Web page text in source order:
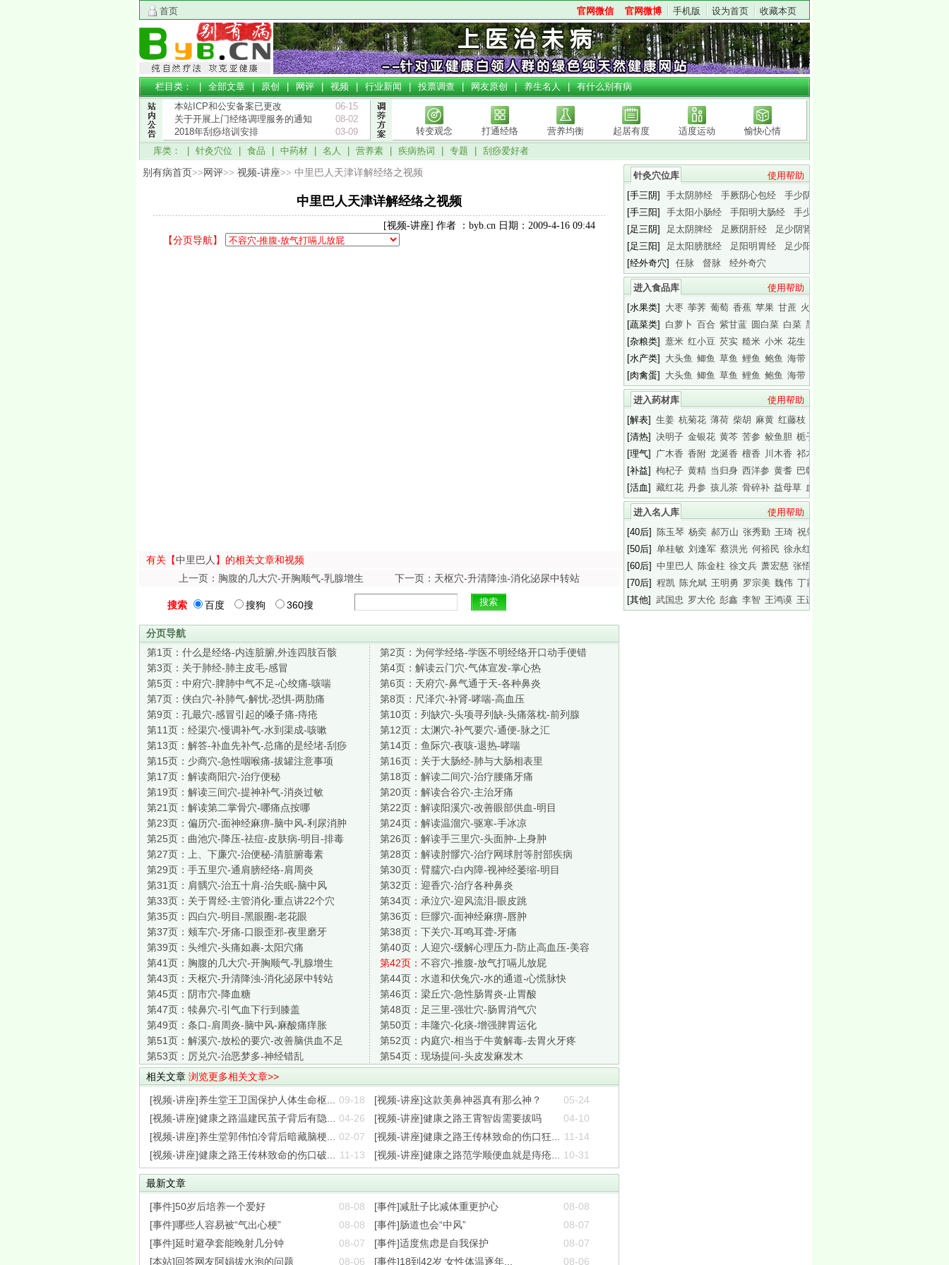
首页 官网微信 官网微博 手机版 设为首页 收藏本页
栏目类： |全部文章|原创|网评|视频|行业新闻|投票调查|网友原创|养生名人|有什么别有病
本站ICP和公安备案已更改
06-15
关于开展上门经络调理服务的通知
08-02
2018年刮痧培训安排
03-09 转变观念 打通经络 营养均衡 起居有度 适度运动
愉快心情
库类： | 针灸穴位 食品 中药材 名人 营养素 疾病热词 专题 刮痧爱好者
别有病首页>> 网评>> 视频-讲座>> 中里巴人天津详解经络之视频
中里巴人天津详解经络之视频
[视频-讲座] 作者 ：byb.cn 日期：2009-4-16 09:44
【分页导航】
有关【中里巴人 】的相关文章和视频
上一页：胸腹的几大穴-开胸顺气-乳腺增生
下一页：天枢穴-升清降浊-消化泌尿中转站
搜索 百度 搜狗 360搜
分页导航
第1页： 什么是经络-内连脏腑,外连四肢百骸 第2页： 为何学经络-学医不明经络开口动手便错
第3页： 关于肺经-肺主皮毛-感冒 第4页： 解读云门穴-气体宣发-掌心热
第5页： 中府穴-脾肺中气不足-心绞痛-咳喘 第6页： 天府穴-鼻气通于天-各种鼻炎
第7页： 侠白穴-补肺气-解忧-恐惧-两肋痛 第8页： 尺泽穴-补肾-哮喘-高血压
第9页： 孔最穴-感冒引起的嗓子痛-痔疮 第10页： 列缺穴-头项寻列缺-头痛落枕-前列腺
第11页： 经渠穴-慢调补气-水到渠成-咳嗽 第12页： 太渊穴-补气要穴-通便-脉之汇
第13页： 解答-补血先补气-总痛的是经堵-刮痧 第14页： 鱼际穴-夜咳-退热-哮喘
第15页： 少商穴-急性咽喉痛-拔罐注意事项 第16页： 关于大肠经-肺与大肠相表里
第17页： 解读商阳穴-治疗便秘 第18页： 解读二间穴-治疗腰痛牙痛
第19页： 解读三间穴-提神补气-消炎过敏 第20页： 解读合谷穴-主治牙痛
第21页： 解读第二掌骨穴-哪痛点按哪 第22页： 解读阳溪穴-改善眼部供血-明目
第23页： 偏历穴-面神经麻痹-脑中风-利尿消肿 第24页： 解读温溜穴-驱寒-手冰凉
第25页： 曲池穴-降压-祛痘-皮肤病-明目-排毒 第26页： 解读手三里穴-头面肿-上身肿
第27页：
上、下廉穴-治便秘-清脏腑毒素 第28页： 解读肘髎穴-治疗网球肘等肘部疾病
第29页： 手五里穴-通肩膀经络-肩周炎 第30页： 臂臑穴-白内障-视神经萎缩-明目
第31页： 肩髃穴-治五十肩-治失眠-脑中风 第32页： 迎香穴-治疗各种鼻炎
第33页： 关于胃经-主管消化-重点讲22个穴 第34页： 承泣穴-迎风流泪-眼皮跳
第35页： 四白穴-明目-黑眼圈-老花眼 第36页： 巨髎穴-面神经麻痹-唇肿
第37页： 颊车穴-牙痛-口眼歪邪-夜里磨牙 第38页： 下关穴-耳鸣耳聋-牙痛
第39页： 头维穴-头痛如裹-太阳穴痛 第40页： 人迎穴-缓解心理压力-防止高血压-美容
第41页： 胸腹的几大穴-开胸顺气-乳腺增生 第42页： 不容穴-推腹-放气打嗝儿放屁
第43页： 天枢穴-升清降浊-消化泌尿中转站 第44页： 水道和伏兔穴-水的通道-心慌脉快
第45页： 阴市穴-降血糖 第46页： 梁丘穴-急性肠胃炎-止胃酸
第47页： 犊鼻穴-引气血下行到膝盖 第48页： 足三里-强壮穴-肠胃消气穴
第49页： 条口-肩周炎-脑中风-麻酸痛痒胀 第50页： 丰隆穴-化痰-增强脾胃运化
第51页： 解溪穴-放松的要穴-改善脑供血不足 第52页： 内庭穴-相当于牛黄解毒-去胃火牙疼
第53页： 厉兑穴-治恶梦多-神经错乱 第54页： 现场提问-头皮发麻发木
相关文章 浏览更多相关文章>>
[视频-讲座]养生堂王卫国保护人体生命枢... 09-18 [视频-讲座]这款美鼻神器真有那么神？
05-24
[视频-讲座]健康之路温建民茧子背后有隐...
04-26 [视频-讲座]健康之路王霄智齿需要拔吗
04-10
[视频-讲座]养生堂郭伟怕冷背后暗藏脑梗...
02-07 [视频-讲座]健康之路王传林致命的伤口狂...
11-14
[视频-讲座]健康之路王传林致命的伤口破...
11-13 [视频-讲座]健康之路范学顺便血就是痔疮... 10-31
最新文章
[事件]50岁后培养一个爱好 08-08 [事件]减肚子比减体重更护心
08-08
[事件]哪些人容易被“气出心梗”
08-08 [事件]肠道也会“中风”
08-07
[事件]延时避孕套能晚射几分钟
08-07 [事件]适度焦虑是自我保护
08-07
[本站]回答网友阿娟拔水泡的问题
08-06 [事件]18到42岁 女性体温逐年... 08-06
针灸穴位库
使用帮助
[手三阴]
手太阴肺经 手厥阴心包经
手少阴心经
[手三阳]
手太阳小肠经 手阳明大肠经
手少阳三焦经
[足三阴]
足太阴脾经 足厥阴肝经
足少阴肾经
[足三阳]
足太阳膀胱经 足阳明胃经
足少阳胆经
[经外奇穴]
任脉 督脉 经外奇穴
进入食品库
使用帮助
[水果类]
大枣 荸荠 葡萄 香蕉 苹果 甘蔗 火龙果
[蔬菜类]
白萝卜 百合 紫甘蓝 圆白菜 白菜 黑木耳
[杂粮类] 薏米 红小豆 芡实 糙米 小米 花生
[水产类]
大头鱼 鲫鱼 草鱼 鲤鱼 鲍鱼 海带
[肉禽蛋]
大头鱼 鲫鱼 草鱼 鲤鱼 鲍鱼 海带
进入药材库
使用帮助
[解表] 生姜 杭菊花 薄荷 柴胡 麻黄 红藤枝
[清热] 决明子 金银花 黄芩 苦参 鲛鱼胆 栀子
[理气]
广木香 香附 龙涎香 檀香 川木香 祁木香
[补益] 枸杞子 黄精 当归身 西洋参 黄耆 巴戟天
[活血] 藏红花 丹参 孩儿茶 骨碎补 益母草 血竭
进入名人库
使用帮助
[40后]
陈玉琴 杨奕 郝万山 张秀勤 王琦 祝肇刚
[50后] 单桂敏 刘逢军 蔡洪光 何裕民 徐永红
[60后] 中里巴人 陈金柱 徐文兵 萧宏慈 张悟本
[70后] 程凯 陈允斌 王明勇 罗宗美 魏伟 丁霞
[其他] 武国忠 罗大伦 彭鑫 李智 王鸿谟 王连清